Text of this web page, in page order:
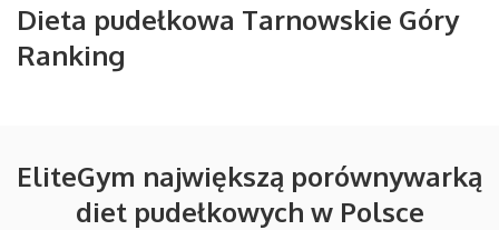
Dieta pudełkowa Tarnowskie Góry
Ranking
EliteGym największą porównywarką
diet pudełkowych w Polsce